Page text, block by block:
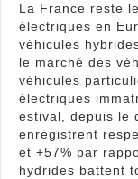
La France reste
électriques en
véhicules
le marché des
véhicules
électriques
estival, depuis le
enregistrent
et +57% par
hydrides battent